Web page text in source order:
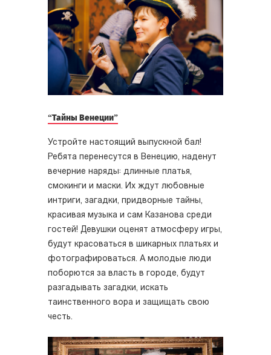
“Тайны Венеции”
Устройте настоящий выпускной бал!
Ребята перенесутся в Венецию, наденут
вечерние наряды: длинные платья,
смокинги и маски. Их ждут любовные
интриги, загадки, придворные тайны,
красивая музыка и сам Казанова среди
гостей! Девушки оценят атмосферу игры,
будут красоваться в шикарных платьях и
фотографироваться. А молодые люди
поборются за власть в городе, будут
разгадывать загадки, искать
таинственного вора и защищать свою
честь.